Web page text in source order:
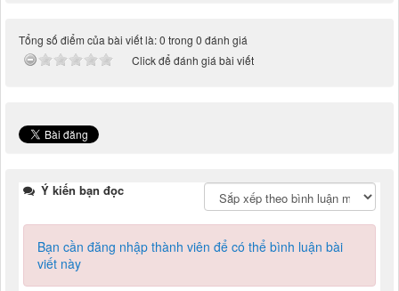
Tổng số điểm của bài viết là: 0 trong 0 đánh giá
Click để đánh giá bài viết
Ý kiến bạn đọc
Bạn cần đăng nhập thành viên để có thể bình luận bài
viết này